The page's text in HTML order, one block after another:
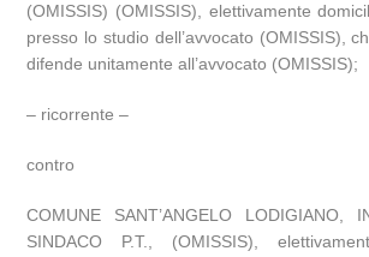
(OMISSIS) (OMISSIS), elettivamente
presso lo studio dell’avvocato (OMISSIS),
difende unitamente all’avvocato (OMISSIS);
– ricorrente –
contro
COMUNE SANT’ANGELO LODIGIANO,
SINDACO P.T., (OMISSIS),